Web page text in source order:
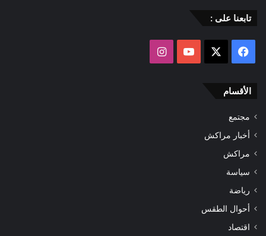
تابعنا على :
فيسبوك ‫YouTube
الأقسام
مجتمع
أخبار مراكش
مراكش
سياسة
رياضة
أحوال الطقس
اقتصاد